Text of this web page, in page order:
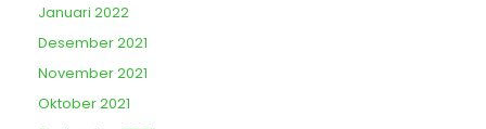
Januari 2022
Desember 2021
November 2021
Oktober 2021